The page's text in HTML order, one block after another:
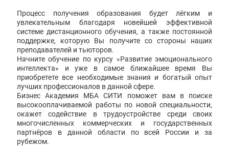
Процесс получения образования будет лёгким и
увлекательным благодаря новейшей эффективной
системе дистанционного обучения, а также постоянной
поддержке, которую Вы получите со стороны наших
преподавателей и тьюторов.
Начните обучение по курсу «Развитие эмоционального
интеллекта» и уже в самое ближайшее время Вы
приобретете все необходимые знания и богатый опыт
лучших профессионалов в данной сфере.
Бизнес Академия МБА СИТИ поможет вам в поиске
высокооплачиваемой работы по новой специальности,
окажет содействие в трудоустройстве среди своих
многочисленных коммерческих и государственных
партнёров в данной области по всей России и за
рубежом.